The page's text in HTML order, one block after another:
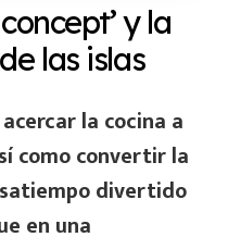
y la
las islas
la cocina a
como convertir la
divertido
en una